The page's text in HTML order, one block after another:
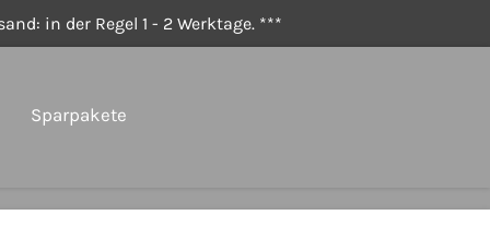
in der Regel 1 - 2 Werktage. ***
Sparpakete